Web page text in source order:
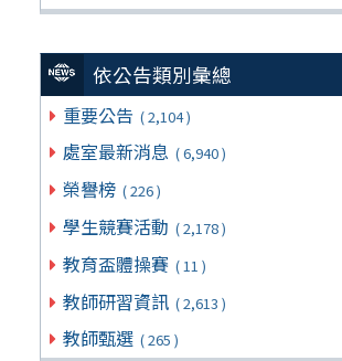
依公告類別彙總
重要公告 ( 2,104 )
處室最新消息 ( 6,940 )
榮譽榜 ( 226 )
學生競賽活動 ( 2,178 )
教育盃體操賽 ( 11 )
教師研習資訊 ( 2,613 )
教師甄選 ( 265 )